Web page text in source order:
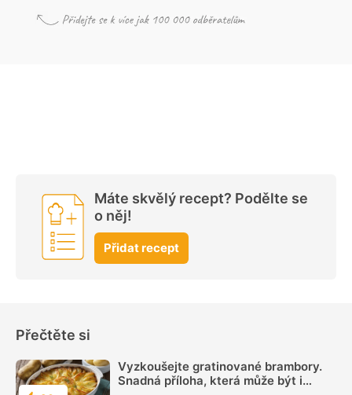
Máte skvělý recept? Podělte se
o něj!
Přidat recept
Přečtěte si
Vyzkoušejte gratinované brambory.
Snadná příloha, která může být i